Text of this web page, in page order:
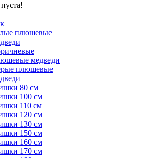
плюшевые
медведи
плюшевые
80 см
100 см
110 см
120 см
130 см
150 см
160 см
170 см